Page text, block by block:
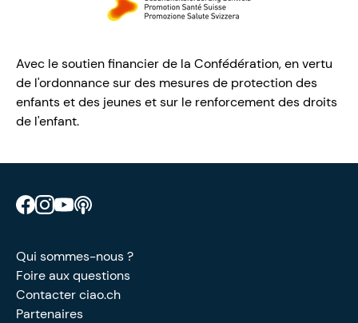
Avec le soutien financier de la Confédération, en vertu
de l'ordonnance sur des mesures de protection des
enfants et des jeunes et sur le renforcement des droits
de l'enfant.
Retrouve CIAO sur Facebook
Retrouve CIAO sur Instagram
Retrouve CIAO sur YouTube
Qui sommes-nous ?
Foire aux questions
Contacter ciao.ch
Partenaires